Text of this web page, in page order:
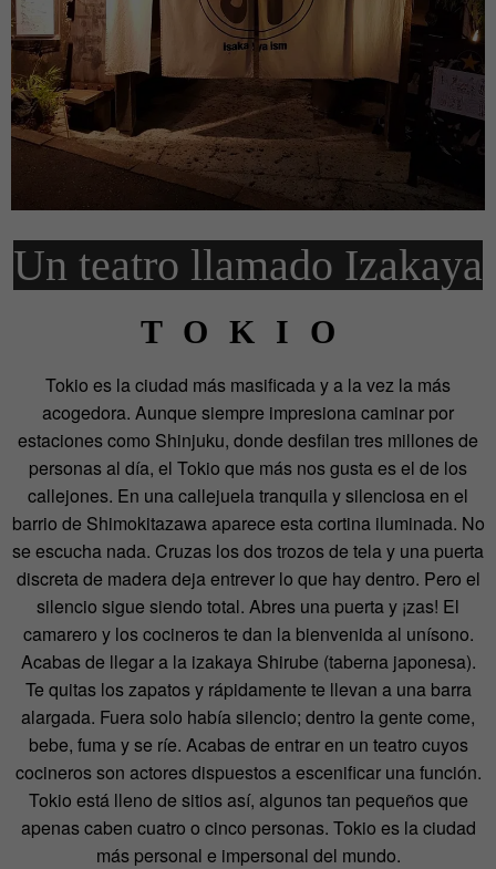
Un teatro llamado Izakaya
TOKIO
Tokio es la ciudad más masificada y a la vez la más
acogedora. Aunque siempre impresiona caminar por
estaciones como Shinjuku, donde desfilan tres millones de
personas al día, el Tokio que más nos gusta es el de los
callejones. En una callejuela tranquila y silenciosa en el
barrio de Shimokitazawa aparece esta cortina iluminada. No
se escucha nada. Cruzas los dos trozos de tela y una puerta
discreta de madera deja entrever lo que hay dentro. Pero el
silencio sigue siendo total. Abres una puerta y ¡zas! El
camarero y los cocineros te dan la bienvenida al unísono.
Acabas de llegar a la izakaya Shirube (taberna japonesa).
Te quitas los zapatos y rápidamente te llevan a una barra
alargada. Fuera solo había silencio; dentro la gente come,
bebe, fuma y se ríe. Acabas de entrar en un teatro cuyos
cocineros son actores dispuestos a escenificar una función.
Tokio está lleno de sitios así, algunos tan pequeños que
apenas caben cuatro o cinco personas. Tokio es la ciudad
más personal e impersonal del mundo.